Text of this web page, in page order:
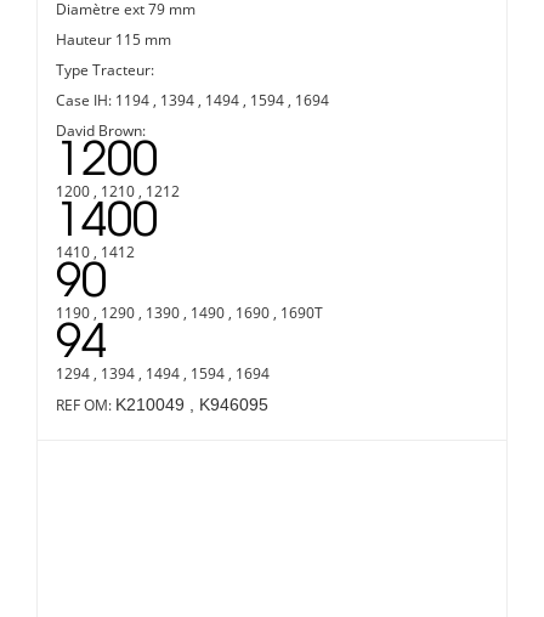
Diamètre ext 79 mm
Hauteur 115 mm
Type Tracteur:
Case IH: 1194 , 1394 , 1494 , 1594 , 1694
David Brown:
1200
1200 , 1210 , 1212
1400
1410 , 1412
90
1190 , 1290 , 1390 , 1490 , 1690 , 1690T
94
1294 , 1394 , 1494 , 1594 , 1694
REF OM: K210049 , K946095